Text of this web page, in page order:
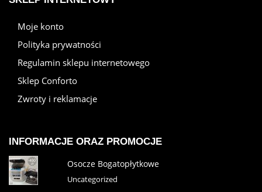
Moje konto
Polityka prywatności
Regulamin sklepu internetowego
Sklep Conforto
Zwroty i reklamacje
INFORMACJE ORAZ PROMOCJE
Osocze Bogatopłytkowe
Uncategorized